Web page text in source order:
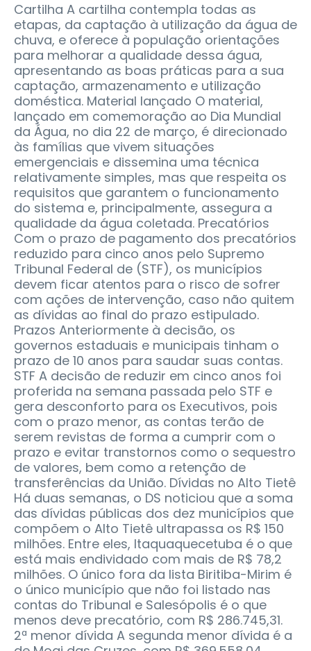
Cartilha A cartilha contempla todas as
etapas, da captação à utilização da água de
chuva, e oferece à população orientações
para melhorar a qualidade dessa água,
apresentando as boas práticas para a sua
captação, armazenamento e utilização
doméstica. Material lançado O material,
lançado em comemoração ao Dia Mundial
da Água, no dia 22 de março, é direcionado
às famílias que vivem situações
emergenciais e dissemina uma técnica
relativamente simples, mas que respeita os
requisitos que garantem o funcionamento
do sistema e, principalmente, assegura a
qualidade da água coletada. Precatórios
Com o prazo de pagamento dos precatórios
reduzido para cinco anos pelo Supremo
Tribunal Federal de (STF), os municípios
devem ficar atentos para o risco de sofrer
com ações de intervenção, caso não quitem
as dívidas ao final do prazo estipulado.
Prazos Anteriormente à decisão, os
governos estaduais e municipais tinham o
prazo de 10 anos para saudar suas contas.
STF A decisão de reduzir em cinco anos foi
proferida na semana passada pelo STF e
gera desconforto para os Executivos, pois
com o prazo menor, as contas terão de
serem revistas de forma a cumprir com o
prazo e evitar transtornos como o sequestro
de valores, bem como a retenção de
transferências da União. Dívidas no Alto Tietê
Há duas semanas, o DS noticiou que a soma
das dívidas públicas dos dez municípios que
compõem o Alto Tietê ultrapassa os R$ 150
milhões. Entre eles, Itaquaquecetuba é o que
está mais endividado com mais de R$ 78,2
milhões. O único fora da lista Biritiba-Mirim é
o único município que não foi listado nas
contas do Tribunal e Salesópolis é o que
menos deve precatório, com R$ 286.745,31.
2ª menor dívida A segunda menor dívida é a